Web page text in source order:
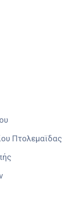
Πτολεμαϊδας